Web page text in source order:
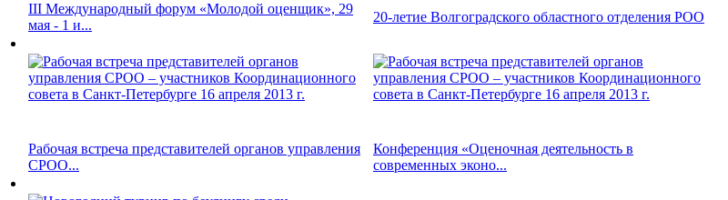
III Международный форум «Молодой оценщик», 29
мая - 1 и...
20-летие Волгоградского областного отделения РОО
Рабочая встреча представителей органов управления
СРОО...
Конференция «Оценочная деятельность в
современных эконо...